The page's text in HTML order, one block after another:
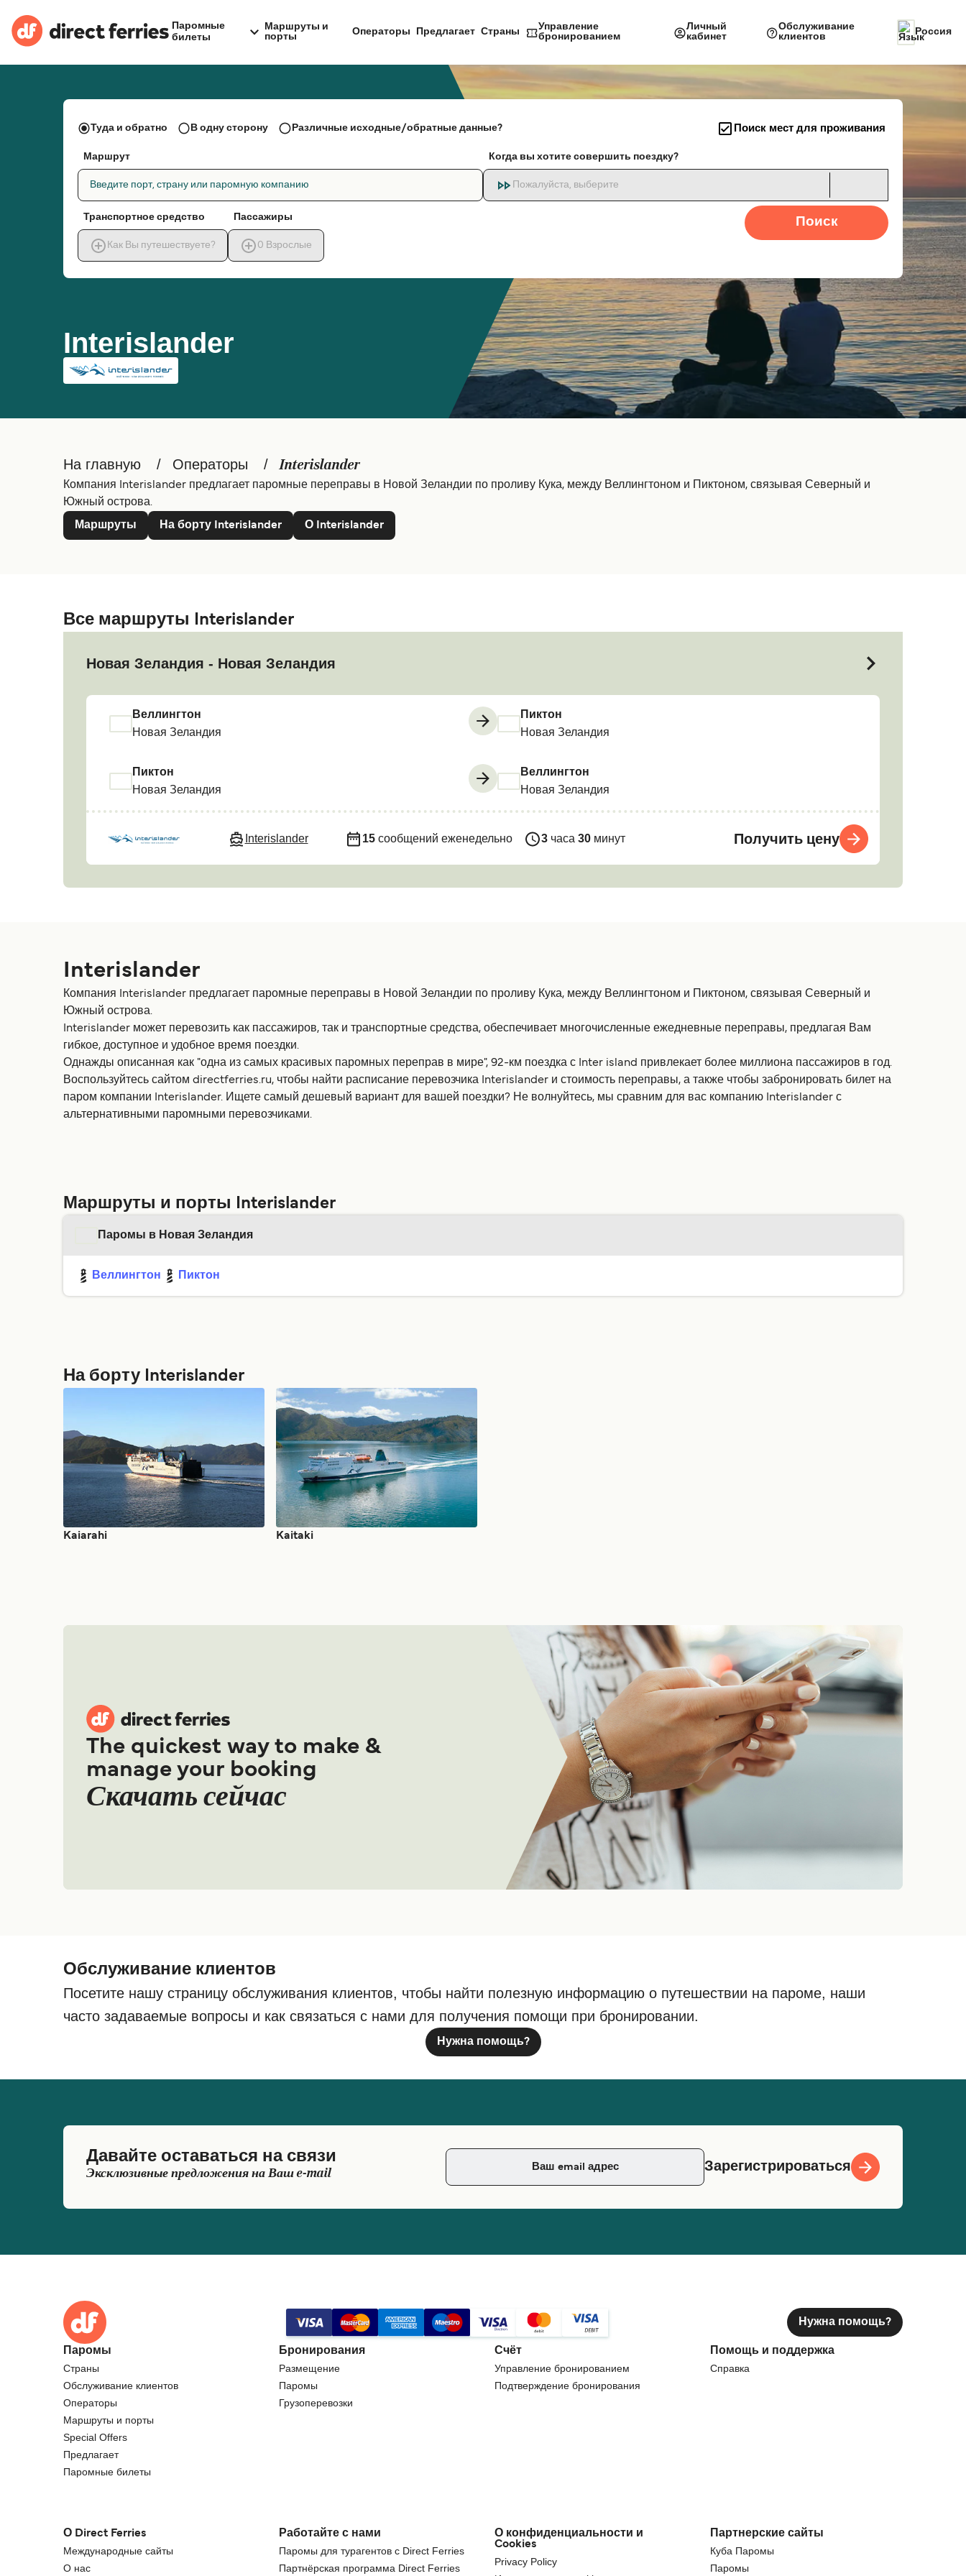
Паромные
билеты
Маршруты и
порты
Операторы Предлагает Страны
Управление
бронированием
Личный
кабинет
Обслуживание
клиентов
Россия
Interislander
Туда и обратно В одну сторону Различные исходные/обратные данные? Поиск мест для проживания
Маршрут
Введите порт, страну или паромную компанию
Когда вы хотите совершить поездку?
Пожалуйста, выберите
Транспортное средство
Как Вы путешествуете?
Пассажиры
0 Взрослые
Поиск
На главную Операторы Interislander
Компания Interislander предлагает паромные переправы в Новой Зеландии по проливу Кука, между Веллингтоном и Пиктоном, связывая Северный и
Южный острова.
Маршруты На борту Interislander О Interislander
Все маршруты Interislander
Новая Зеландия - Новая Зеландия
Веллингтон
Новая Зеландия
Пиктон
Новая Зеландия
Пиктон
Новая Зеландия
Веллингтон
Новая Зеландия
Interislander 15 сообщений еженедельно 3 часа30 минут Получить цену
Interislander
Компания Interislander предлагает паромные переправы в Новой Зеландии по проливу Кука, между Веллингтоном и Пиктоном, связывая Северный и
Южный острова.
Interislander может перевозить как пассажиров, так и транспортные средства, обеспечивает многочисленные ежедневные переправы, предлагая Вам
гибкое, доступное и удобное время поездки.
Однажды описанная как "одна из самых красивых паромных переправ в мире", 92-км поездка с Inter island привлекает более миллиона пассажиров в год.
Воспользуйтесь сайтом directferries.ru, чтобы найти расписание перевозчика Interislander и стоимость переправы, а также чтобы забронировать билет на
паром компании Interislander. Ищете самый дешевый вариант для вашей поездки? Не волнуйтесь, мы сравним для вас компанию Interislander с
альтернативными паромными перевозчиками.
Маршруты и порты Interislander
Паромы в Новая Зеландия
Веллингтон Пиктон
На борту Interislander
Kaiarahi Kaitaki
The quickest way to make &
manage your booking
Скачать сейчас
Обслуживание клиентов
Посетите нашу страницу обслуживания клиентов, чтобы найти полезную информацию о путешествии на пароме, наши
часто задаваемые вопросы и как связаться с нами для получения помощи при бронировании.
Нужна помощь?
Давайте оставаться на связи
Эксклюзивные предложения на Ваш e-mail Зарегистрироваться
Нужна помощь?
Паромы
Страны
Обслуживание клиентов
Операторы
Маршруты и порты
Special Offers
Предлагает
Паромные билеты
Бронирования
Размещение
Паромы
Грузоперевозки
Счёт
Управление бронированием
Подтверждение бронирования
Помощь и поддержка
Справка
О Direct Ferries
Международные сайты
О нас
Работайте с нами
Паромы для турагентов с Direct Ferries
Партнёрская программа Direct Ferries
О конфиденциальности и
Cookies
Privacy Policy
Партнерские сайты
Куба Паромы
Паромы